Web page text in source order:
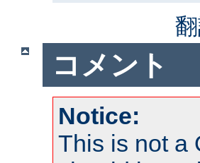
コメント
Notice:
This is not a